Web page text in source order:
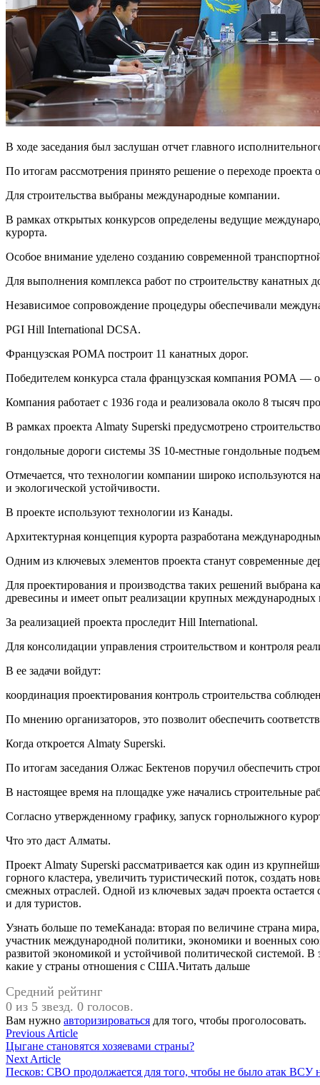
В ходе заседания был заслушан отчет главного
По итогам рассмотрения принято решение о переходе проекта
Для строительства выбраны международные компании.
В рамках открытых конкурсов определены ведущие
курорта.
Особое внимание уделено созданию современной
Для выполнения комплекса работ по строительству
Независимое сопровождение процедуры обеспечивали
PGI Hill International DCSA.
Французская POMA построит 11 канатных дорог.
Победителем конкурса стала французская компания POMA —
Компания работает с 1936 года и реализовала около 8 тысяч
В рамках проекта Almaty Superski предусмотрено
гондольные дороги системы 3S 10-местные гондольные
Отмечается, что технологии компании широко используются
и экологической устойчивости.
В проекте используют технологии из Канады.
Архитектурная концепция курорта разработана
Одним из ключевых элементов проекта станут современные
Для проектирования и производства таких решений выбрана
древесины и имеет опыт реализации крупных международных
За реализацией проекта проследит Hill International.
Для консолидации управления строительством и контроля
В ее задачи войдут:
координация проектирования контроль строительства
По мнению организаторов, это позволит обеспечить
Когда откроется Almaty Superski.
По итогам заседания Олжас Бектенов поручил обеспечить
В настоящее время на площадке уже начались строительные
Согласно утвержденному графику, запуск горнолыжного
Что это даст Алматы.
Проект Almaty Superski рассматривается как один из
горного кластера, увеличить туристический поток, создать
смежных отраслей. Одной из ключевых задач проекта
и для туристов.
Узнать больше по темеКанада: вторая по величине страна
участник международной политики, экономики и военных
развитой экономикой и устойчивой политической системой. В
какие у страны отношения с США.Читать дальше
Средний рейтинг
0 из 5 звезд. 0 голосов.
Вам нужно авторизироваться для того, чтобы проголосовать.
Навигация
по
записям
Previous ArticlePrevious
article:
Цыгане становятся хозяевами страны?
Next ArticleNext
article:
Песков: СВО продолжается для того, чтобы не было атак ВСУ